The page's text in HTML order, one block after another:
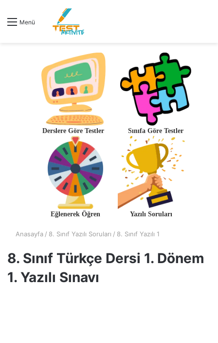
Menü
Derslere Göre Testler Sınıfa Göre Testler
Eğlenerek Öğren Yazılı Soruları
Anasayfa / 8. Sınıf Yazılı Soruları / 8. Sınıf Yazılı 1
8. Sınıf Türkçe Dersi 1. Dönem
1. Yazılı Sınavı